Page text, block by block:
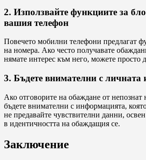
2. Използвайте функциите за
вашия телефон
Повечето мобилни телефони предлагат
на номера. Ако често получавате
нямате интерес към него, можете просто
3. Бъдете внимателни с
Ако отговорите на обаждане от непознат
бъдете внимателни с информацията,
не предавайте чувствителни данни,
в идентичността на обаждащия се.
Заключение